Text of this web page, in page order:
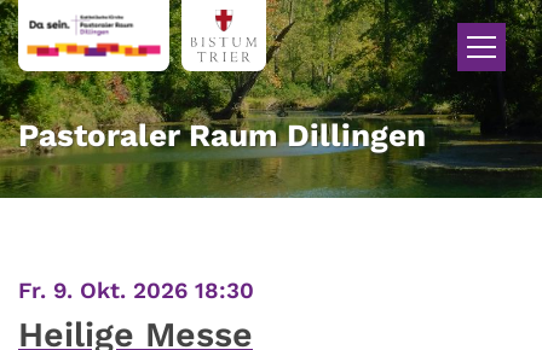
Zum Inhalt springen
Pastoraler Raum Dillingen
Fr. 9. Okt. 2026 18:30
Heilige Messe